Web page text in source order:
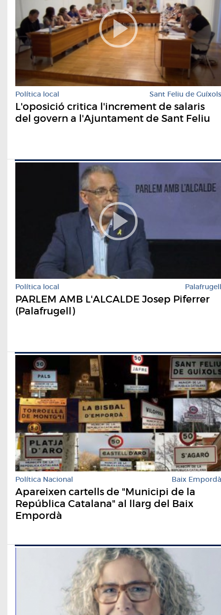
Política local Sant Feliu de Guíxols
L'oposició critica l'increment de salaris
del govern a l'Ajuntament de Sant Feliu
Política local Palafrugell
PARLEM AMB L'ALCALDE Josep Piferrer
(Palafrugell)
Política Nacional Baix Empordà
Apareixen cartells de "Municipi de la
República Catalana" al llarg del Baix
Empordà